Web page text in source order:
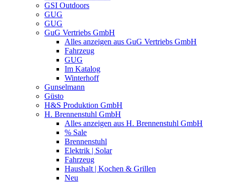
GSI Outdoors
GUG
GUG
GuG Vertriebs GmbH
Alles anzeigen aus GuG Vertriebs GmbH
Fahrzeug
GUG
Im Katalog
Winterhoff
Gunselmann
Güsto
H&S Produktion GmbH
H. Brennenstuhl GmbH
Alles anzeigen aus H. Brennenstuhl GmbH
% Sale
Brennenstuhl
Elektrik | Solar
Fahrzeug
Haushalt | Kochen & Grillen
Neu